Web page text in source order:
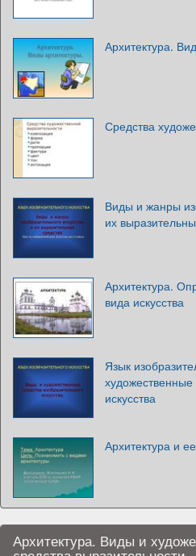
Архитектура.
Средства
Виды и жанры
их
Архитектура.
вида искусства
Язык
художественные
искусства
Архитектура и
Архитектура. Виды и